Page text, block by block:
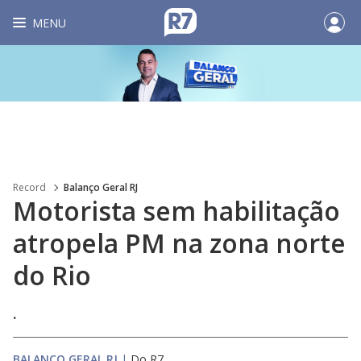
MENU
Record Balanço Geral RJ
Motorista sem habilitação
atropela PM na zona norte
do Rio
.